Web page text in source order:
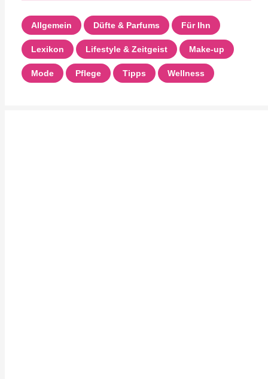
Allgemein Düfte & Parfums Für Ihn
Lexikon Lifestyle & Zeitgeist Make-up
Mode Pflege Tipps Wellness